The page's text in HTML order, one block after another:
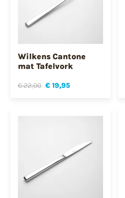
Wilkens Cantone
mat Tafelvork
€ 22,00 € 19,95